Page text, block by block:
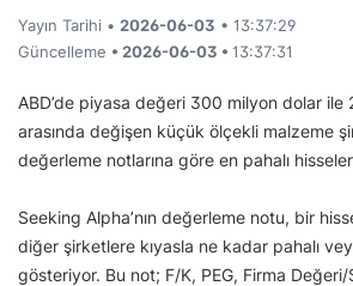
Yayın Tarihi • 2026-06-03 • 13:37:29
Güncelleme • 2026-06-03 • 13:37:31
ABD’de piyasa değeri 300 milyon dolar ile
arasında değişen küçük ölçekli malzeme
değerleme notlarına göre en pahalı hisseler
Seeking Alpha’nın değerleme notu, bir
diğer şirketlere kıyasla ne kadar pahalı
gösteriyor. Bu not; F/K, PEG, Firma Değeri/